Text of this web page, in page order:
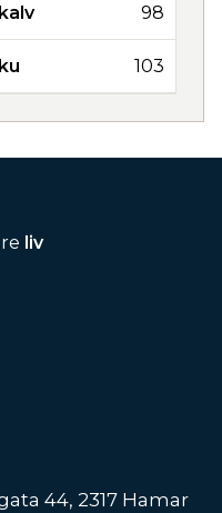
98
103
liv
44, 2317 Hamar